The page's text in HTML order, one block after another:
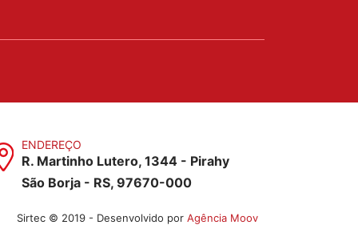
ENDEREÇO
R. Martinho Lutero, 1344 - Pirahy
São Borja - RS, 97670-000
Sirtec © 2019 - Desenvolvido por Agência Moov